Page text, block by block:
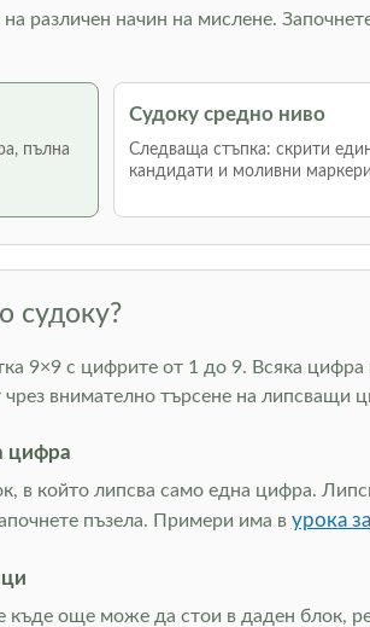
различен начин на мислене.
пълна
Судоку средно ниво
Следваща стъпка: скрити
кандидати и моливни
судоку?
9×9 с цифрите от 1 до 9. Всяка
чрез внимателно търсене на липсващи
цифра
в който липсва само една цифра.
пъзела. Примери има в урока
къде още може да стои в даден блок,